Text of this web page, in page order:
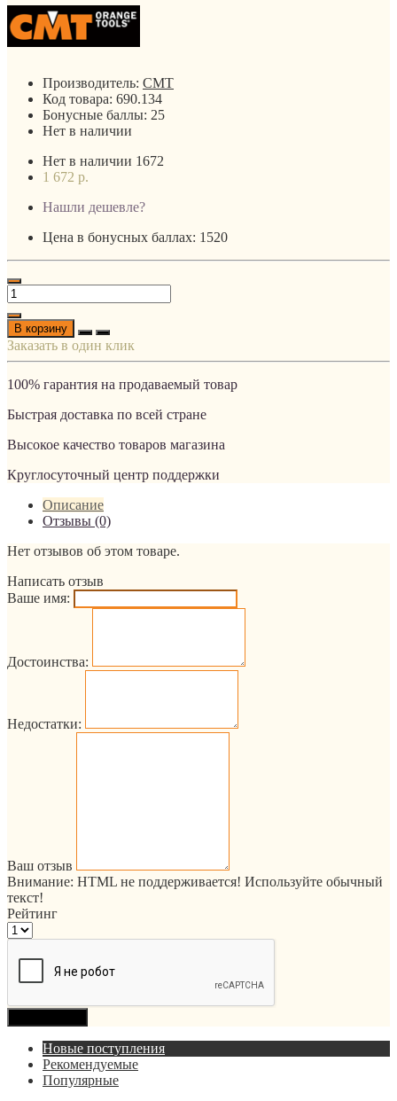
Производитель: CMT
Код товара: 690.134
Бонусные баллы: 25
Нет в наличии
Нет в наличии 1672
1 672 р.
Нашли дешевле?
Цена в бонусных баллах: 1520
В корзину
Заказать в один клик
100% гарантия на продаваемый товар
Быстрая доставка по всей стране
Высокое качество товаров магазина
Круглосуточный центр поддержки
Описание
Отзывы (0)
Нет отзывов об этом товаре.
Написать отзыв
Ваше имя:
Достоинства:
Недостатки:
Ваш отзыв
Внимание: HTML не поддерживается! Используйте обычный
текст!
Рейтинг
Новые поступления
Рекомендуемые
Популярные